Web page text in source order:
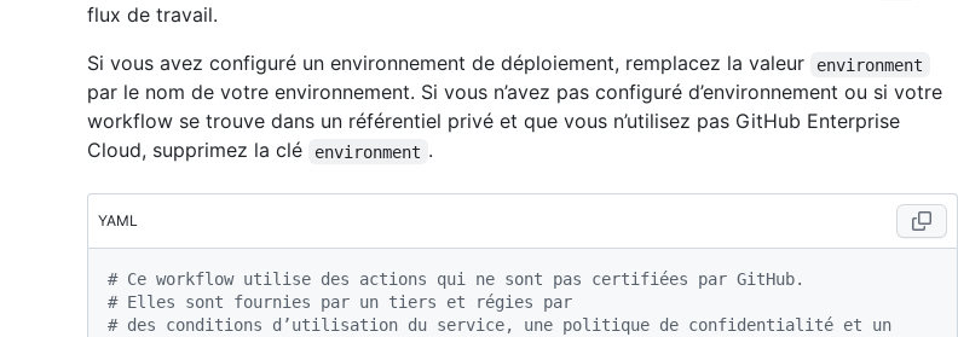
flux de travail.
Si vous avez configuré un environnement de déploiement, remplacez la valeur
environment
par le nom de votre environnement. Si vous n’avez pas configuré d’environnement ou si votre
workflow se trouve dans un référentiel privé et que vous n’utilisez pas GitHub Enterprise
Cloud, supprimez la clé
environment .
YAML
# Ce workflow utilise des actions qui ne sont pas certifiées par GitHub.
# Elles sont fournies par un tiers et régies par
# des conditions d’utilisation du service, une politique de confidentialité et un